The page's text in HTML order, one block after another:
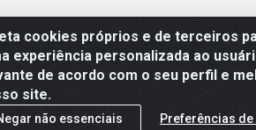
cookies próprios e de terceiros
experiência personalizada ao
de acordo com o seu perfil e
site.
não essenciais Preferências de
Eletrofarias Materiais Eletricos - Av. Jorn.